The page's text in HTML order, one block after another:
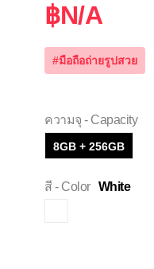
฿N/A
#มือถือถ่ายรูปสวย
ความจุ - Capacity
8GB + 256GB
สี - Color White